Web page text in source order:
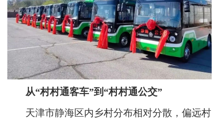
从“村村通客车”到“村村通公交”
天津市静海区内乡村分布相对分散，偏远村